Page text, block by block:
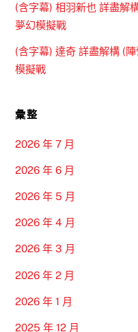
(含字幕) 相羽新也 詳盡解
夢幻模擬戰
(含字幕) 達奇 詳盡解構 (
模擬戰
彙整
2026 年 7 月
2026 年 6 月
2026 年 5 月
2026 年 4 月
2026 年 3 月
2026 年 2 月
2026 年 1 月
2025 年 12 月